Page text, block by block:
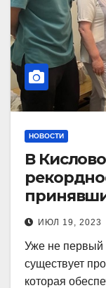
НОВОСТИ
В
целью
ИЮЛ 19, 2023
Уже не первый
существует
которая